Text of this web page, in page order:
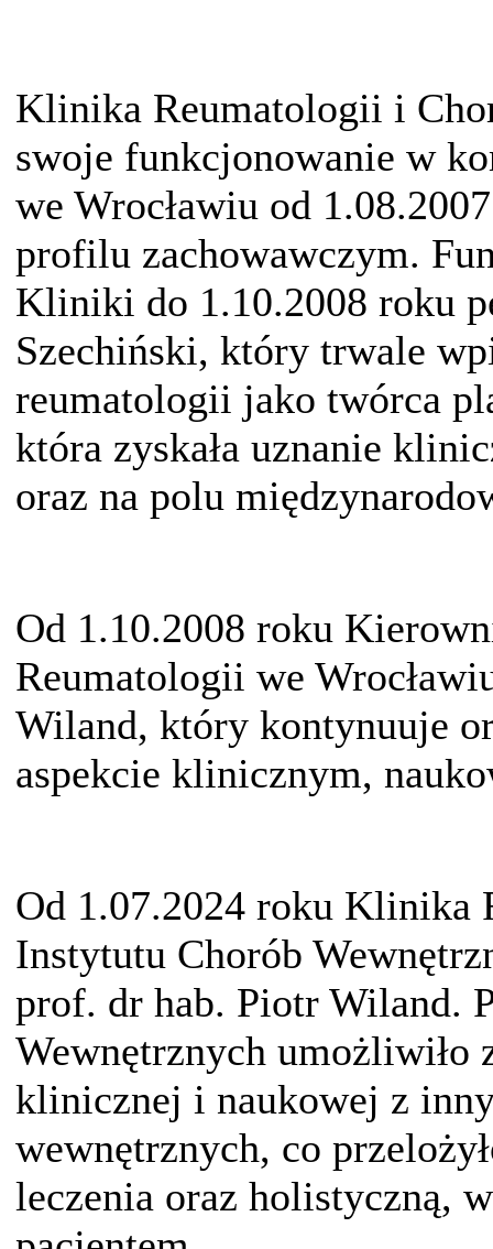
Klinika Reumatologii i
swoje funkcjonowanie w
we Wrocławiu od
profilu zachowawczym.
Kliniki do 1.10.2008 roku
Szechiński, który trwale
reumatologii jako twórca
która zyskała uznanie
oraz na polu
Od 1.10.2008 roku
Reumatologii we
Wiland, który kontynuuje
aspekcie klinicznym,
Od 1.07.2024 roku Klinika
Instytutu Chorób
prof. dr hab. Piotr Wiland.
Wewnętrznych umożliwiło
klinicznej i naukowej z
wewnętrznych, co
leczenia oraz holistyczną,